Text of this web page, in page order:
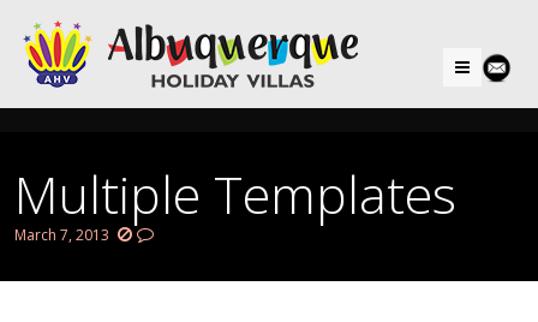
Menu
Multiple Templates
March 7, 2013